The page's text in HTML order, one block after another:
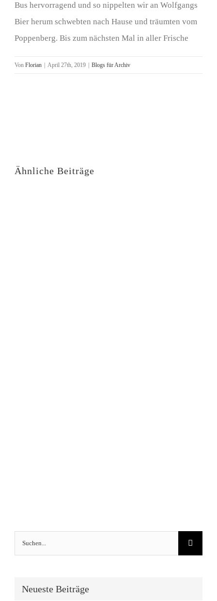
Bus hervorragend und so nippelten wir an Wolfgangs
Bier herum schwebten nach Hause und träumten vom
Poppenberg. Bis zum nächsten Mal in aller Frische
Von Florian April 27th, 2019 Blogs für Archiv
Ähnliche Beiträge
Suche
nach:
Neueste Beiträge